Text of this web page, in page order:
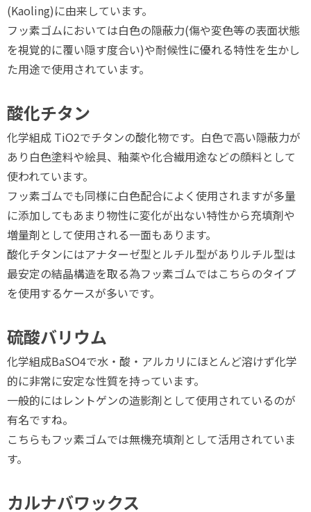
(Kaoling)に由来しています。
フッ素ゴムにおいては白色の隠蔽力(傷や変色等の表面状態
を視覚的に覆い隠す度合い)や耐候性に優れる特性を生かし
た用途で使用されています。
酸化チタン
化学組成 TiO2でチタンの酸化物です。白色で高い隠蔽力が
あり白色塗料や絵具、釉薬や化合繊用途などの顔料として
使われています。
フッ素ゴムでも同様に白色配合によく使用されますが多量
に添加してもあまり物性に変化が出ない特性から充填剤や
増量剤として使用される一面もあります。
酸化チタンにはアナターゼ型とルチル型がありルチル型は
最安定の結晶構造を取る為フッ素ゴムではこちらのタイプ
を使用するケースが多いです。
硫酸バリウム
化学組成BaSO4で水・酸・アルカリにほとんど溶けず化学
的に非常に安定な性質を持っています。
一般的にはレントゲンの造影剤として使用されているのが
有名ですね。
こちらもフッ素ゴムでは無機充填剤として活用されていま
す。
カルナバワックス